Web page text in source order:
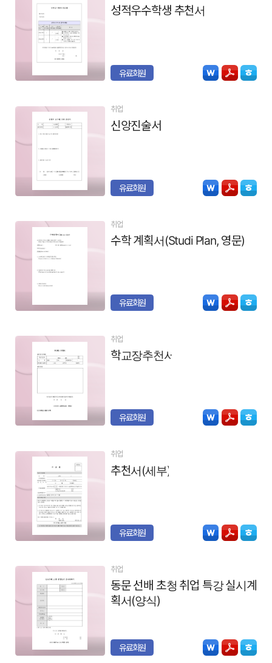
성적우수학생 추천서
유료회원
취업
신앙진술서
유료회원
취업
수학 계획서(Studi Plan, 영문)
유료회원
취업
학교장추천서
유료회원
취업
추천서(세부)
유료회원
취업
동문 선배 초청 취업 특강 실시계
획서(양식)
유료회원